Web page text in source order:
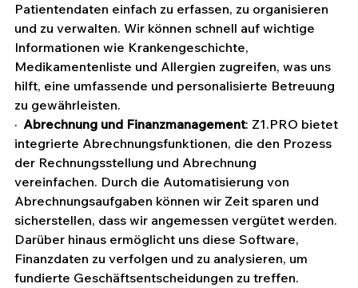
Patientendaten einfach zu erfassen, zu organisieren
und zu verwalten. Wir können schnell auf wichtige
Informationen wie Krankengeschichte,
Medikamentenliste und Allergien zugreifen, was uns
hilft, eine umfassende und personalisierte Betreuung
zu gewährleisten.
· Abrechnung und Finanzmanagement: Z1.PRO bietet
integrierte Abrechnungsfunktionen, die den Prozess
der Rechnungsstellung und Abrechnung
vereinfachen. Durch die Automatisierung von
Abrechnungsaufgaben können wir Zeit sparen und
sicherstellen, dass wir angemessen vergütet werden.
Darüber hinaus ermöglicht uns diese Software,
Finanzdaten zu verfolgen und zu analysieren, um
fundierte Geschäftsentscheidungen zu treffen.